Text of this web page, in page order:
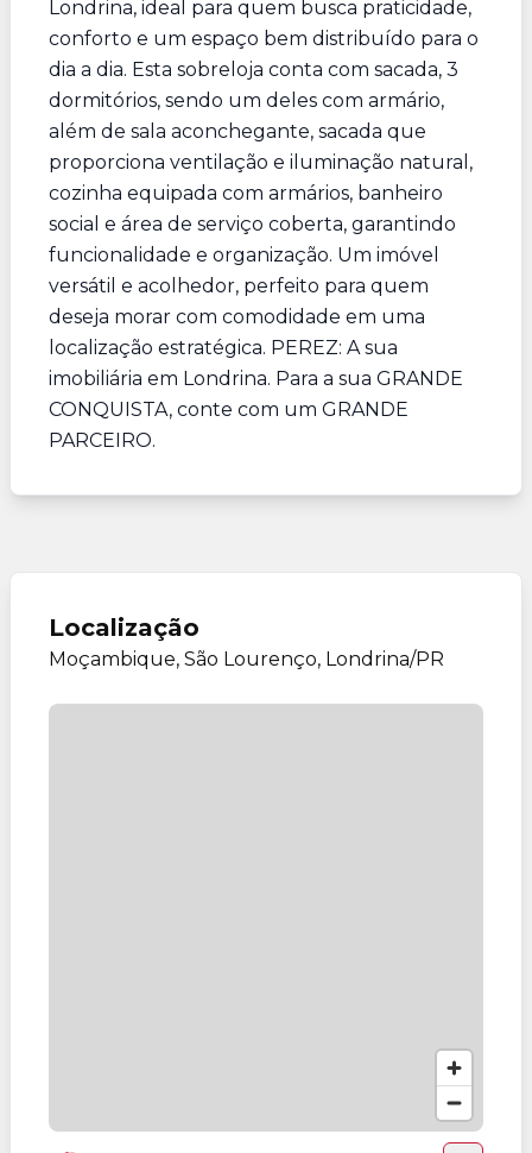
Londrina, ideal para quem busca praticidade,
conforto e um espaço bem distribuído para o
dia a dia. Esta sobreloja conta com sacada, 3
dormitórios, sendo um deles com armário,
além de sala aconchegante, sacada que
proporciona ventilação e iluminação natural,
cozinha equipada com armários, banheiro
social e área de serviço coberta, garantindo
funcionalidade e organização. Um imóvel
versátil e acolhedor, perfeito para quem
deseja morar com comodidade em uma
localização estratégica. PEREZ: A sua
imobiliária em Londrina. Para a sua GRANDE
CONQUISTA, conte com um GRANDE
PARCEIRO.
Localização
Moçambique, São Lourenço, Londrina/PR